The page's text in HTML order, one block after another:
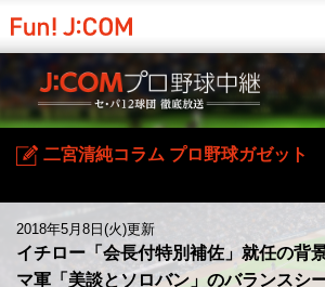
二宮清純コラム プロ野球ガゼット
2018年5月8日(火)更新
イチロー「会長付特別補佐」就任の背
マ軍「美談とソロバン」のバランスシ